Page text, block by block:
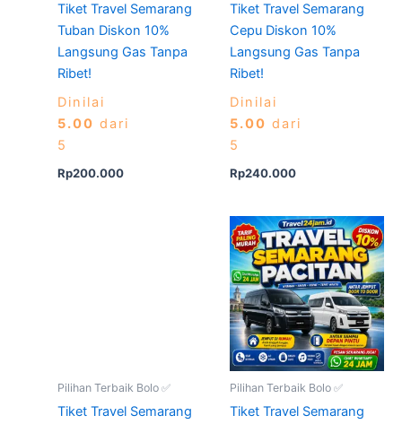
Tiket Travel Semarang
Tuban Diskon 10%
Langsung Gas Tanpa
Ribet!
Dinilai
5.00 dari
5
Rp200.000
Tiket Travel Semarang
Cepu Diskon 10%
Langsung Gas Tanpa
Ribet!
Dinilai
5.00 dari
5
Rp240.000
Pilihan Terbaik Bolo ✅
Tiket Travel Semarang
Pilihan Terbaik Bolo ✅
Tiket Travel Semarang